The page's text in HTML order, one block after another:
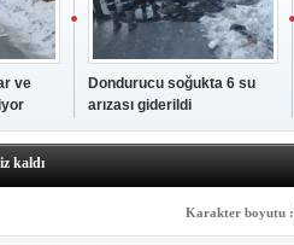
ve
Dondurucu soğukta 6 su
arızası giderildi
ağırladı
kaldı
Ufuk Turan görevine başladı
geleceğe yatırım yapıyoruz
Karakter boyutu :